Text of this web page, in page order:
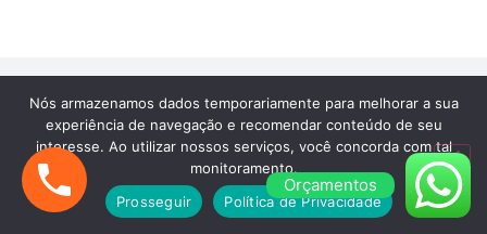
MUDANÇAS BARATA DE MÓVEIS EM SÃO
PAULO E GRANDE SP
Conheça nosso serviço
Orçamentos
Nós armazenamos dados temporariamente para melhorar a sua
experiência de navegação e recomendar conteúdo de seu
interesse. Ao utilizar nossos serviços, você concorda com tal
monitoramento.
Prosseguir
Política de Privacidade